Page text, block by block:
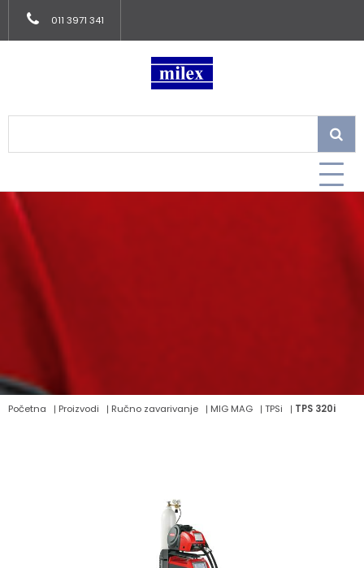
011 3971 341
Početna Proizvodi Ručno zavarivanje MIG MAG TPSi TPS 320i